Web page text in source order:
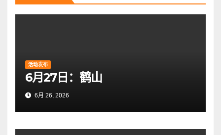
活动发布
6月27日：鹤山
6月 26, 2026